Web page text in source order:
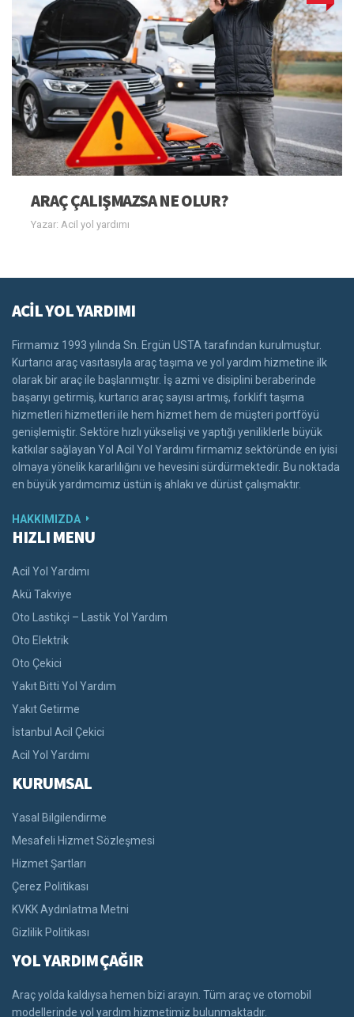
ARAÇ ÇALIŞMAZSA NE OLUR?
Yazar: Acil yol yardımı
ACİL YOL YARDIMI
Firmamız 1993 yılında Sn. Ergün USTA tarafından kurulmuştur.
Kurtarıcı araç vasıtasıyla araç taşıma ve yol yardım hizmetine ilk
olarak bir araç ile başlanmıştır. İş azmi ve disiplini beraberinde
başarıyı getirmiş, kurtarıcı araç sayısı artmış, forklift taşıma
hizmetleri hizmetleri ile hem hizmet hem de müşteri portföyü
genişlemiştir. Sektöre hızlı yükselişi ve yaptığı yeniliklerle büyük
katkılar sağlayan Yol Acil Yol Yardımı firmamız sektöründe en iyisi
olmaya yönelik kararlılığını ve hevesini sürdürmektedir. Bu noktada
en büyük yardımcımız üstün iş ahlakı ve dürüst çalışmaktır.
HAKKIMIZDA
HIZLI MENU
Acil Yol Yardımı
Akü Takviye
Oto Lastikçi – Lastik Yol Yardım
Oto Elektrik
Oto Çekici
Yakıt Bitti Yol Yardım
Yakıt Getirme
İstanbul Acil Çekici
Acil Yol Yardımı
KURUMSAL
Yasal Bilgilendirme
Mesafeli Hizmet Sözleşmesi
Hizmet Şartları
Çerez Politikası
KVKK Aydınlatma Metni
Gizlilik Politikası
YOL YARDIM ÇAĞIR
Araç yolda kaldıysa hemen bizi arayın. Tüm araç ve otomobil
modellerinde yol yardım hizmetimiz bulunmaktadır.